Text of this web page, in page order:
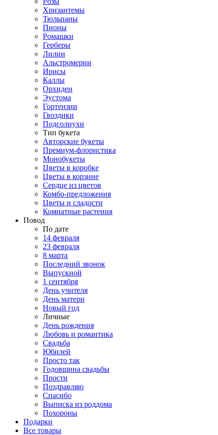
Хризантемы
Тюльпаны
Пионы
Ромашки
Герберы
Лилии
Альстромерии
Ирисы
Каллы
Орхидеи
Эустома
Гортензии
Гвоздики
Подсолнухи
Тип букета
Авторские букеты
Премиум-флористика
Монобукеты
Цветы в коробке
Цветы в корзине
Сердце из цветов
Комбо-предложения
Цветы и сладости
Комнатные растения
Повод
По дате
14 февраля
23 февраля
8 марта
Последний звонок
Выпускной
1 сентября
День учителя
День матери
Новый год
Личные
День рождения
Любовь и романтика
Свадьба
Юбилей
Просто так
Годовщина свадьбы
Прости
Поздравляю
Спасибо
Выписка из роддома
Похороны
Подарки
Все товары